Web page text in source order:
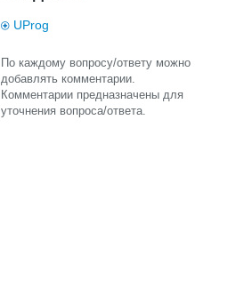
UProg
По каждому вопросу/ответу можно
добавлять комментарии.
Комментарии предназначены для
уточнения вопроса/ответа.